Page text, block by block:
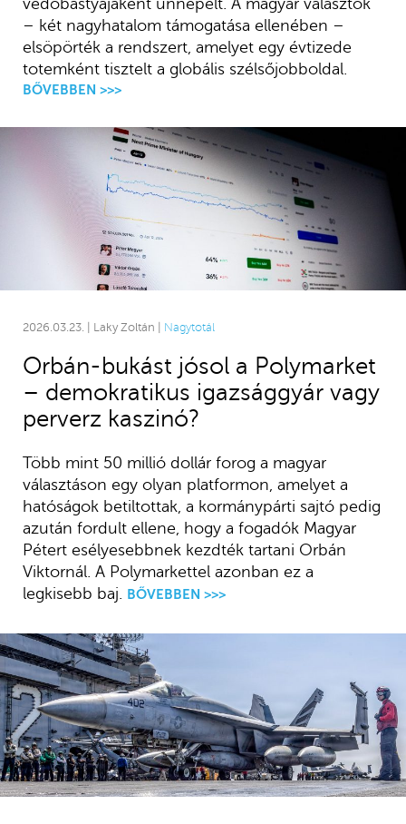
védőbástyájaként ünnepelt. A magyar választók
– két nagyhatalom támogatása ellenében –
elsöpörték a rendszert, amelyet egy évtizede
totemként tisztelt a globális szélsőjobboldal.
BŐVEBBEN >>>
2026.03.23. | Laky Zoltán | Nagytotál
Orbán-bukást jósol a Polymarket
– demokratikus igazsággyár vagy
perverz kaszinó?
Több mint 50 millió dollár forog a magyar
választáson egy olyan platformon, amelyet a
hatóságok betiltottak, a kormánypárti sajtó pedig
azután fordult ellene, hogy a fogadók Magyar
Pétert esélyesebbnek kezdték tartani Orbán
Viktornál. A Polymarkettel azonban ez a
legkisebb baj. BŐVEBBEN >>>